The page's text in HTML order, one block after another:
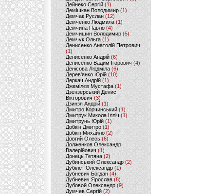
Дейнеко Сергій (1)
Демішкан Володимир(1)
Демчак Руслан (12)
Демченко Людмила (1)
Демчина Павло (4)
Демчишин Володимир (5)
Демчук Ольга(1)
Денисенко Анатолій Петрович
(1)
Денисенко Андрій (6)
Денисенко Вадим Ігорович (4)
Денісова Людміла(6)
Дерев'янко Юрій(10)
Деркач Андрій(1)
Джемілєв Мустафа (1)
Дзензерський Денис
Вікторович (3)
Дзинзя Андрій (1)
Дмитро Корчинський (1)
Дмитрук Микола Ілліч (1)
Дмитрунь Юрій (1)
Добкін Дмитро(1)
Добкін Михайло (2)
Довгий Олесь (6)
Долженков Олександр
Валерійович (1)
Донець Тетяна (2)
Дубинський Олександр(2)
Дубілет Олександр (1)
Дубневич Богдан (4)
Дубневич Ярослав (8)
Дубовой Олександр(9)
Думчев Сергій (2)